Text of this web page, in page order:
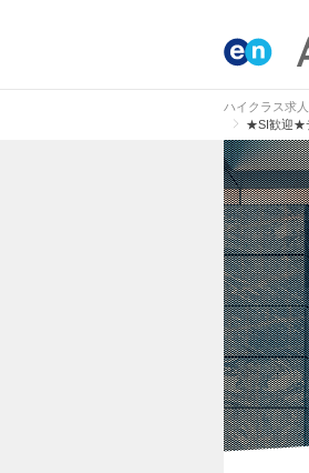
ハイクラス求
★SI歓迎★